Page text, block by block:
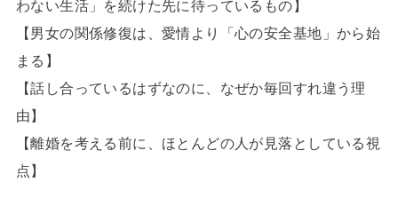
わない生活」を続けた先に待っているもの】
【男女の関係修復は、愛情より「心の安全基地」から始
まる】
【話し合っているはずなのに、なぜか毎回すれ違う理
由】
【離婚を考える前に、ほとんどの人が見落としている視
点】